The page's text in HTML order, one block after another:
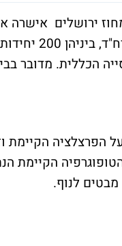
ירושלים אישרה
הכללית. מדובר
על הפרצלציה
לנוף.